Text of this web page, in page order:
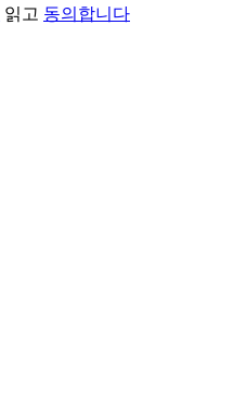
읽고 동의합니다